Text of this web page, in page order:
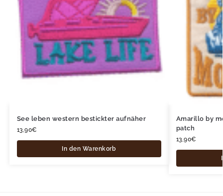
See leben western bestickter aufnäher
13,90€
In den Warenkorb
Amarillo by
patch
13,90€